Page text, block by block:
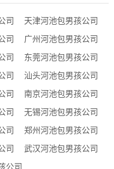
司
天津河池包男孩公司
司
广州河池包男孩公司
司
东莞河池包男孩公司
司
汕头河池包男孩公司
司
南京河池包男孩公司
司
无锡河池包男孩公司
司
郑州河池包男孩公司
司
武汉河池包男孩公司
公司